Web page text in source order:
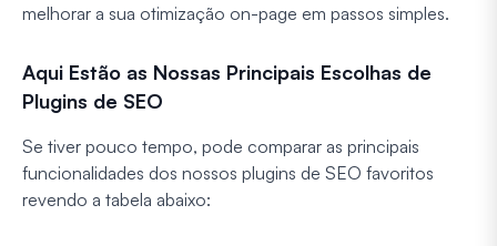
melhorar a sua otimização on-page em passos simples.
Aqui Estão as Nossas Principais Escolhas de
Plugins de SEO
Se tiver pouco tempo, pode comparar as principais
funcionalidades dos nossos plugins de SEO favoritos
revendo a tabela abaixo: